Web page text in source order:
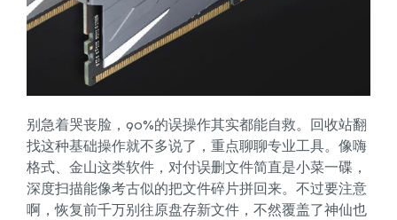
别急着哭丧脸，90%的误操作其实都能自救。回收站翻
找这种基础操作就不多说了，重点聊聊专业工具。像嗨
格式、金山这类软件，对付误删文件简直是小菜一碟，
深度扫描能像考古似的把文件碎片拼回来。不过要注意
啊，恢复前千万别往原盘存新文件，不然覆盖了神仙也